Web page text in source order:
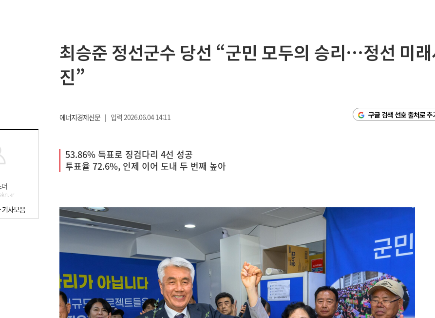
사모음
최승준 정선군수 당선 “군민 모두의 승리…정선 미
진”
에너지경제신문| 입력 2026.06.04 14:11 구글 검색 선호 출처로 추
53.86% 득표로 징검다리 4선 성공
투표율 72.6%, 인제 이어 도내 두 번째 높아